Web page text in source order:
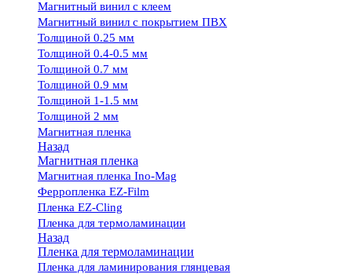
Магнитный винил с клеем
Магнитный винил с покрытием ПВХ
Толщиной 0.25 мм
Толщиной 0.4-0.5 мм
Толщиной 0.7 мм
Толщиной 0.9 мм
Толщиной 1-1.5 мм
Толщиной 2 мм
Магнитная пленка
Назад
Магнитная пленка
Магнитная пленка Ino-Mag
Ферропленка EZ-Film
Пленка EZ-Cling
Пленка для термоламинации
Назад
Пленка для термоламинации
Пленка для ламинирования глянцевая